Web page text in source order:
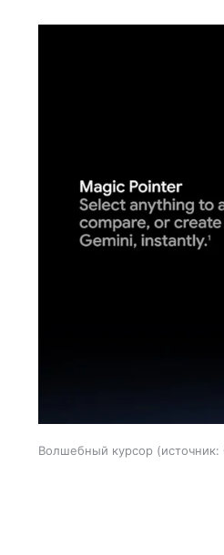
Волшебный курсор источник: